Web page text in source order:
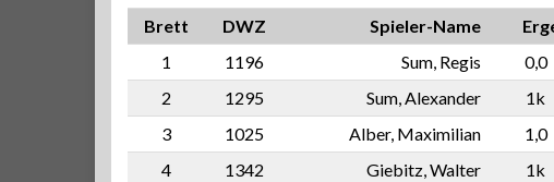
Brett DWZ Spieler-Name
1
1196 Sum, Regis 0,0
2
1295 Sum, Alexander 1k
3
1025 Alber, Maximilian 1,0
4
1342 Giebitz, Walter 1k